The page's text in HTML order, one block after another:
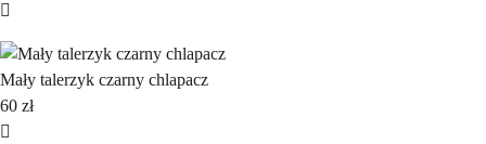
Mały talerzyk czarny chlapacz
60 zł